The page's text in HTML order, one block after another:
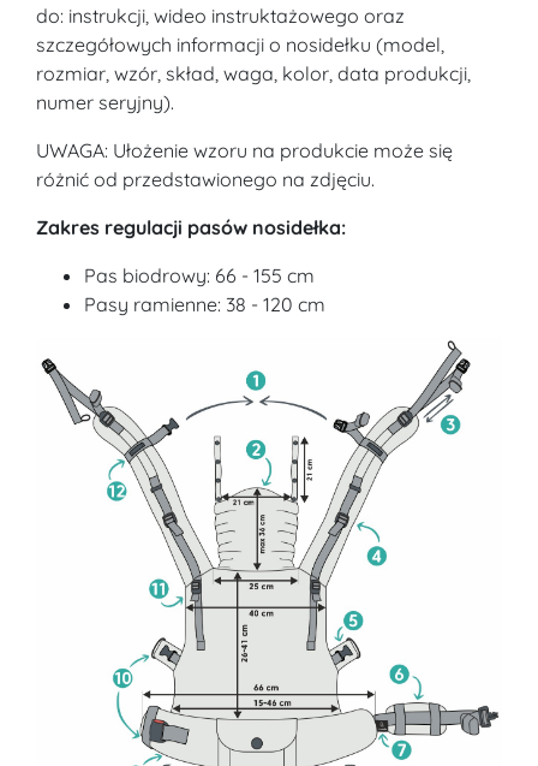
do: instrukcji, wideo instruktażowego oraz
szczegółowych informacji o nosidełku (model,
rozmiar, wzór, skład, waga, kolor, data produkcji,
numer seryjny).
UWAGA: Ułożenie wzoru na produkcie może się
różnić od przedstawionego na zdjęciu.
Zakres regulacji pasów nosidełka:
Pas biodrowy: 66 - 155 cm
Pasy ramienne: 38 - 120 cm